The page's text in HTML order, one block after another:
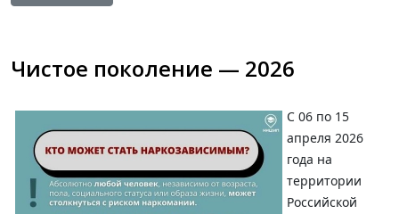
Чистое поколение — 2026
С 06 по 15
апреля 2026
года на
территории
Российской